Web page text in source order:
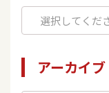
アーカイブ